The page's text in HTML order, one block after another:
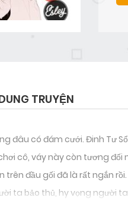
TRUYỆN
đâu có đám cưới. Đinh Tư
cô, váy này còn tương đối
trên đầu gối đã là rất ngắn
ta bảo thủ, hy vọng người